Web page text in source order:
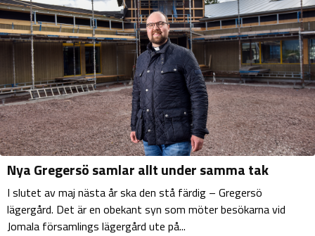
Nya Gregersö samlar allt under samma tak
I slutet av maj nästa år ska den stå färdig – Gregersö
lägergård. Det är en obekant syn som möter besökarna vid
Jomala församlings lägergård ute på...